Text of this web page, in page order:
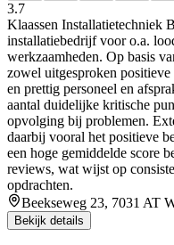
3.7
Klaassen Installatietechniek
installatiebedrijf voor o.a.
werkzaamheden. Op basis
zowel uitgesproken
en prettig personeel en
aantal duidelijke kritische
opvolging bij problemen.
daarbij vooral het positieve
een hoge gemiddelde score
reviews, wat wijst op
opdrachten.
Beekseweg 23, 7031 AT
Bekijk details